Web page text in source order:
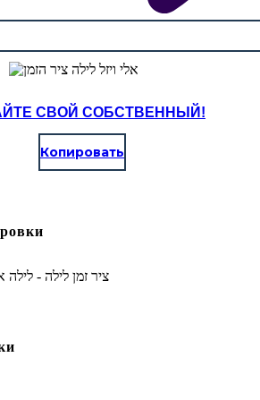
СВОЙ СОБСТВЕННЫЙ!
Копировать
ציר זמן לילה - לילה